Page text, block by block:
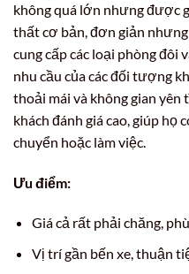
không quá lớn nhưng được
thất cơ bản, đơn giản
cung cấp các loại phòng đôi
nhu cầu của các đối tượng
thoải mái và không gian
khách đánh giá cao, giúp họ
chuyển hoặc làm việc.
Ưu điểm:
Giá cả rất phải chăng,
Vị trí gần bến xe, thuận